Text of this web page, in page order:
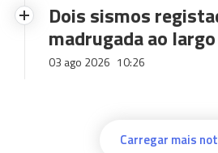
Dois sismos
madrugada ao
03 ago 2026 10:26
Carregar mais